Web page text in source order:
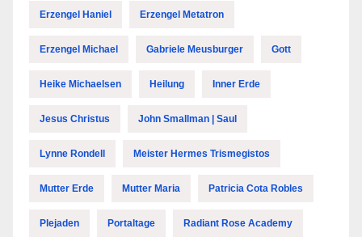
Erzengel Haniel Erzengel Metatron
Erzengel Michael Gabriele Meusburger Gott
Heike Michaelsen Heilung Inner Erde
Jesus Christus John Smallman | Saul
Lynne Rondell Meister Hermes Trismegistos
Mutter Erde Mutter Maria Patricia Cota Robles
Plejaden Portaltage Radiant Rose Academy